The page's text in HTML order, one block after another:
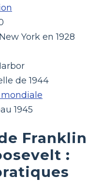
York en 1928
de 1944
mondiale
1945
Franklin
: